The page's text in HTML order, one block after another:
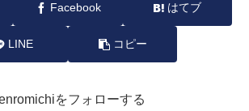
Facebook はてブ
LINE コピー
をフォローする